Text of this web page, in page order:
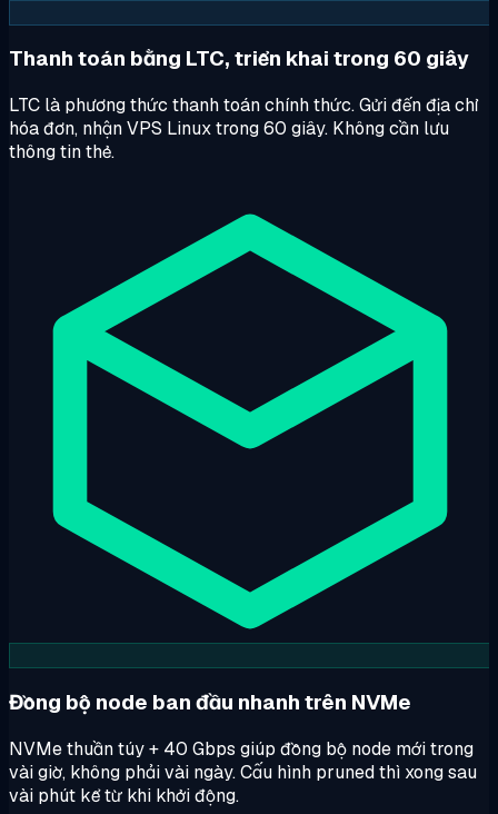
Thanh toán bằng LTC, triển khai trong 60 giây
LTC là phương thức thanh toán chính thức. Gửi đến địa chỉ
hóa đơn, nhận VPS Linux trong 60 giây. Không cần lưu
thông tin thẻ.
Đồng bộ node ban đầu nhanh trên NVMe
NVMe thuần túy + 40 Gbps giúp đồng bộ node mới trong
vài giờ, không phải vài ngày. Cấu hình pruned thì xong sau
vài phút kể từ khi khởi động.